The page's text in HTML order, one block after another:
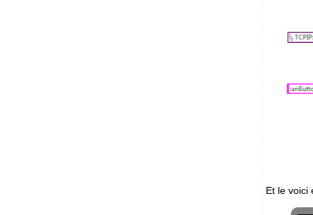
Et le voici